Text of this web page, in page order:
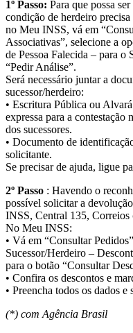
1º Passo: Para que possa
condição de herdeiro
no Meu INSS, vá em
Associativas”, selecione a
de Pessoa Falecida – para o
“Pedir Análise”.
Será necessário juntar a
sucessor/herdeiro:
• Escritura Pública ou
expressa para a contestação
dos sucessores.
• Documento de
solicitante.
Se precisar de ajuda, ligue
2º Passo : Havendo o
possível solicitar a
INSS, Central 135, Correios
No Meu INSS:
• Vá em “Consultar
Sucessor/Herdeiro –
para o botão “Consultar
• Confira os descontos e
• Preencha todos os dados
(*) com Agência Brasil